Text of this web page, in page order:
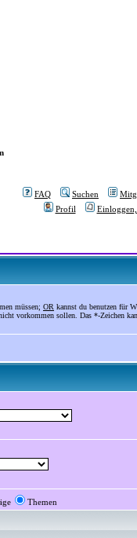
FAQ Suchen
Profil
müssen; OR kannst du benutzen für
vorkommen sollen. Das *-Zeichen
Themen